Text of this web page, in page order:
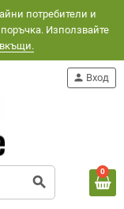
потребители и
Използвайте
search
person Вход
0